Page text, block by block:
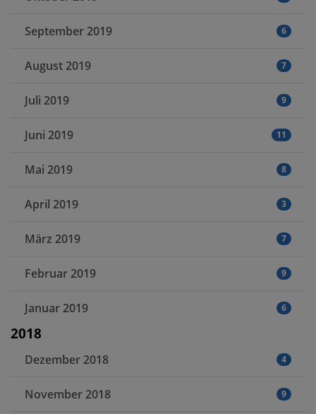
September 2019 6
August 2019 7
Juli 2019 9
Juni 2019 11
Mai 2019 8
April 2019 3
März 2019 7
Februar 2019 9
Januar 2019 6
2018
Dezember 2018 4
November 2018 9